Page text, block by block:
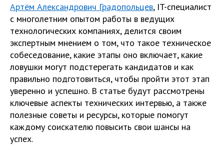
Артём Александрович Градопольцев, IT-специалист
с многолетним опытом работы в ведущих
технологических компаниях, делится своим
экспертным мнением о том, что такое техническое
собеседование, какие этапы оно включает, какие
ловушки могут подстерегать кандидатов и как
правильно подготовиться, чтобы пройти этот этап
уверенно и успешно. В статье будут рассмотрены
ключевые аспекты технических интервью, а также
полезные советы и ресурсы, которые помогут
каждому соискателю повысить свои шансы на
успех.